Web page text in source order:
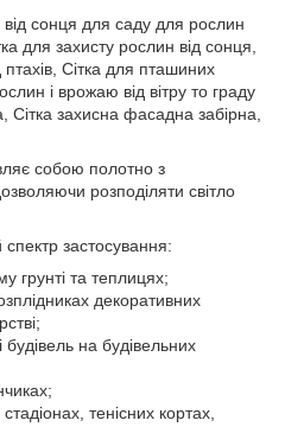
сонця для саду для рослин
для захисту рослин від сонця,
Сітка для пташиних
і врожаю від вітру то граду
Сітка захисна фасадна забірна,
собою полотно з
розподіляти світло
застосування:
грунті та теплицях;
декоративних
на будівельних
тенісних кортах,